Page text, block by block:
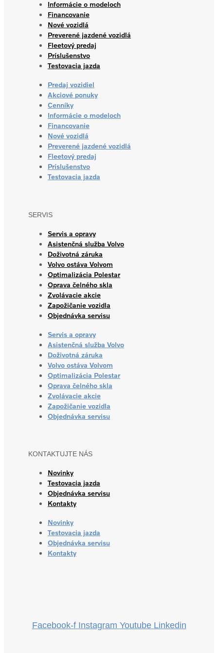
Informácie o modeloch
Financovanie
Nové vozidlá
Preverené jazdené vozidlá
Fleetový predaj
Príslušenstvo
Testovacia jazda
Predaj vozidiel
Akciové ponuky
Cenníky
Informácie o modeloch
Financovanie
Nové vozidlá
Preverené jazdené vozidlá
Fleetový predaj
Príslušenstvo
Testovacia jazda
SERVIS
Servis a opravy
Asistenčná služba Volvo
Doživotná záruka
Volvo ostáva Volvom
Optimalizácia Polestar
Oprava čelného skla
Zvolávacie akcie
Zapožičanie vozidla
Objednávka servisu
Servis a opravy
Asistenčná služba Volvo
Doživotná záruka
Volvo ostáva Volvom
Optimalizácia Polestar
Oprava čelného skla
Zvolávacie akcie
Zapožičanie vozidla
Objednávka servisu
KONTAKTUJTE NÁS
Novinky
Testovacia jazda
Objednávka servisu
Kontakty
Novinky
Testovacia jazda
Objednávka servisu
Kontakty
Facebook-f Instagram Youtube Linkedin